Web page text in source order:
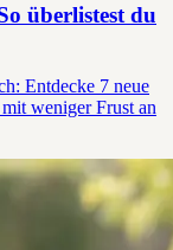
überlistest du
Entdecke 7 neue
weniger Frust an